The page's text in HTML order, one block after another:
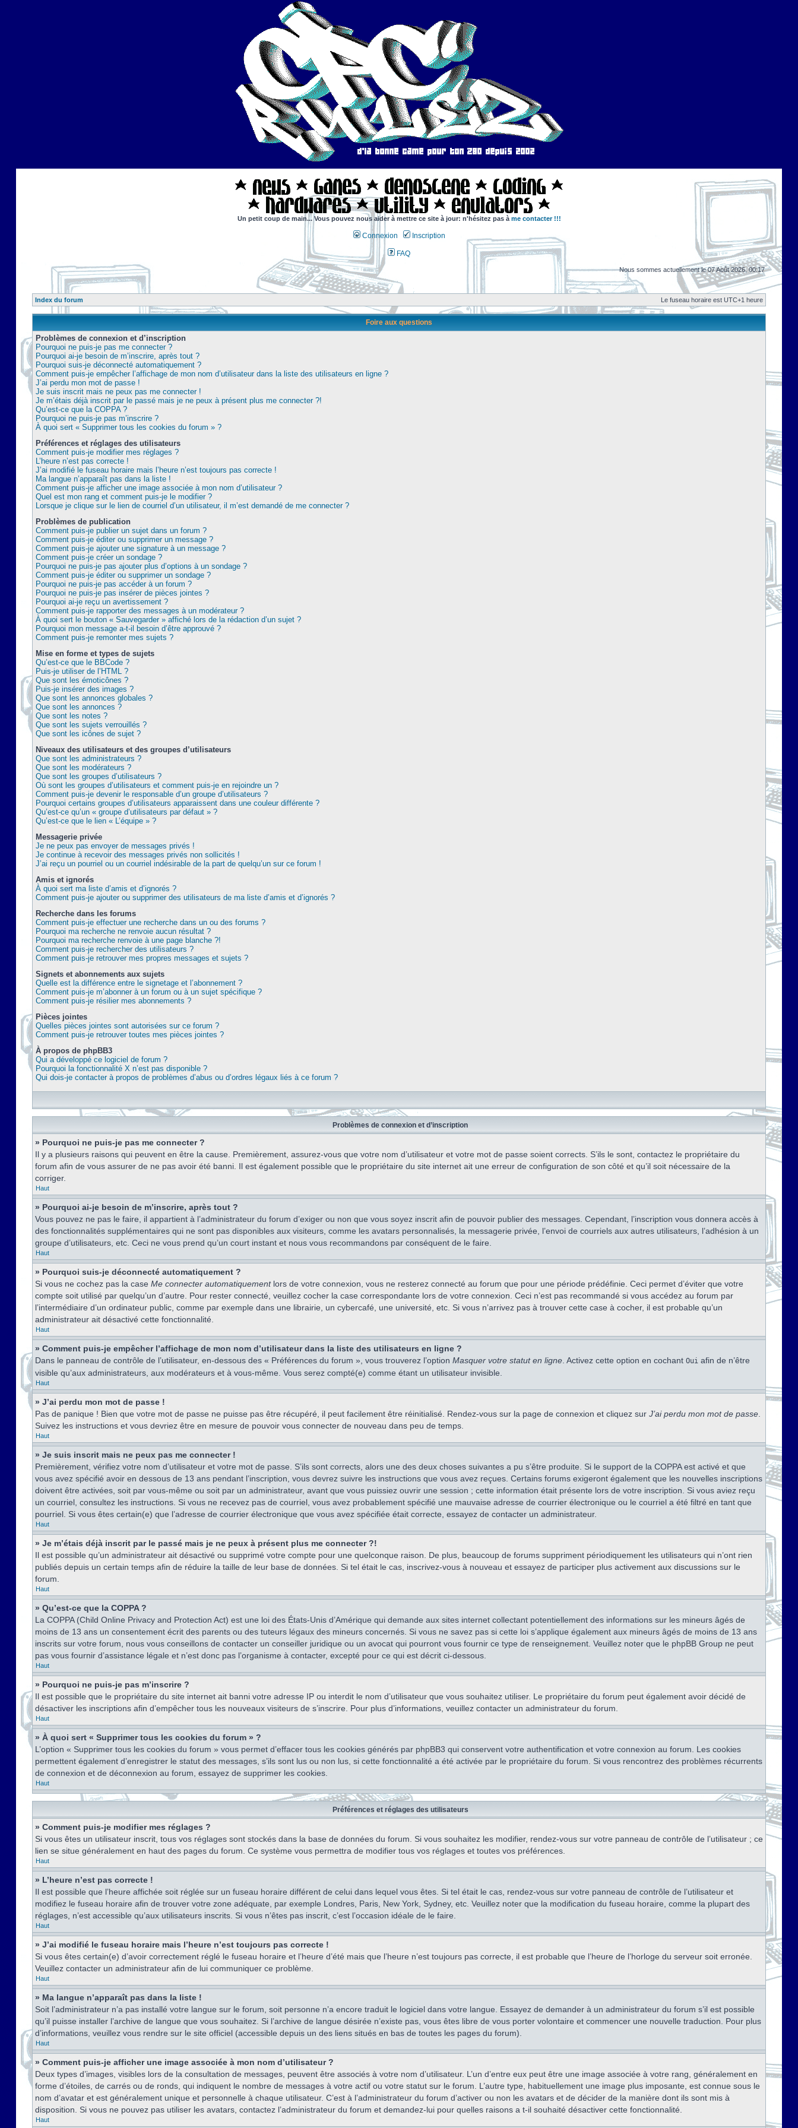
Un petit coup de main... Vous pouvez nous aider à mettre ce site à jour: n'hésitez pas à me contacter !!!
Connexion Inscription
FAQ
Nous sommes actuellement le 07 Août 2026, 00:17
Index du forum Le fuseau horaire est UTC+1 heure
Foire aux questions
Problèmes de connexion et d’inscription
Pourquoi ne puis-je pas me connecter ?
Pourquoi ai-je besoin de m’inscrire, après tout ?
Pourquoi suis-je déconnecté automatiquement ?
Comment puis-je empêcher l’affichage de mon nom d’utilisateur dans la liste des utilisateurs en ligne ?
J’ai perdu mon mot de passe !
Je suis inscrit mais ne peux pas me connecter !
Je m’étais déjà inscrit par le passé mais je ne peux à présent plus me connecter ?!
Qu’est-ce que la COPPA ?
Pourquoi ne puis-je pas m’inscrire ?
À quoi sert « Supprimer tous les cookies du forum » ?
Préférences et réglages des utilisateurs
Comment puis-je modifier mes réglages ?
L’heure n’est pas correcte !
J’ai modifié le fuseau horaire mais l’heure n’est toujours pas correcte !
Ma langue n’apparaît pas dans la liste !
Comment puis-je afficher une image associée à mon nom d’utilisateur ?
Quel est mon rang et comment puis-je le modifier ?
Lorsque je clique sur le lien de courriel d’un utilisateur, il m’est demandé de me connecter ?
Problèmes de publication
Comment puis-je publier un sujet dans un forum ?
Comment puis-je éditer ou supprimer un message ?
Comment puis-je ajouter une signature à un message ?
Comment puis-je créer un sondage ?
Pourquoi ne puis-je pas ajouter plus d’options à un sondage ?
Comment puis-je éditer ou supprimer un sondage ?
Pourquoi ne puis-je pas accéder à un forum ?
Pourquoi ne puis-je pas insérer de pièces jointes ?
Pourquoi ai-je reçu un avertissement ?
Comment puis-je rapporter des messages à un modérateur ?
À quoi sert le bouton « Sauvegarder » affiché lors de la rédaction d’un sujet ?
Pourquoi mon message a-t-il besoin d’être approuvé ?
Comment puis-je remonter mes sujets ?
Mise en forme et types de sujets
Qu’est-ce que le BBCode ?
Puis-je utiliser de l’HTML ?
Que sont les émoticônes ?
Puis-je insérer des images ?
Que sont les annonces globales ?
Que sont les annonces ?
Que sont les notes ?
Que sont les sujets verrouillés ?
Que sont les icônes de sujet ?
Niveaux des utilisateurs et des groupes d’utilisateurs
Que sont les administrateurs ?
Que sont les modérateurs ?
Que sont les groupes d’utilisateurs ?
Où sont les groupes d’utilisateurs et comment puis-je en rejoindre un ?
Comment puis-je devenir le responsable d’un groupe d’utilisateurs ?
Pourquoi certains groupes d’utilisateurs apparaissent dans une couleur différente ?
Qu’est-ce qu’un « groupe d’utilisateurs par défaut » ?
Qu’est-ce que le lien « L’équipe » ?
Messagerie privée
Je ne peux pas envoyer de messages privés !
Je continue à recevoir des messages privés non sollicités !
J’ai reçu un pourriel ou un courriel indésirable de la part de quelqu’un sur ce forum !
Amis et ignorés
À quoi sert ma liste d’amis et d’ignorés ?
Comment puis-je ajouter ou supprimer des utilisateurs de ma liste d’amis et d’ignorés ?
Recherche dans les forums
Comment puis-je effectuer une recherche dans un ou des forums ?
Pourquoi ma recherche ne renvoie aucun résultat ?
Pourquoi ma recherche renvoie à une page blanche ?!
Comment puis-je rechercher des utilisateurs ?
Comment puis-je retrouver mes propres messages et sujets ?
Signets et abonnements aux sujets
Quelle est la différence entre le signetage et l’abonnement ?
Comment puis-je m’abonner à un forum ou à un sujet spécifique ?
Comment puis-je résilier mes abonnements ?
Pièces jointes
Quelles pièces jointes sont autorisées sur ce forum ?
Comment puis-je retrouver toutes mes pièces jointes ?
À propos de phpBB3
Qui a développé ce logiciel de forum ?
Pourquoi la fonctionnalité X n’est pas disponible ?
Qui dois-je contacter à propos de problèmes d’abus ou d’ordres légaux liés à ce forum ?
Problèmes de connexion et d’inscription
» Pourquoi ne puis-je pas me connecter ?
Il y a plusieurs raisons qui peuvent en être la cause. Premièrement, assurez-vous que votre nom d’utilisateur et votre mot de passe soient corrects. S’ils le sont, contactez le propriétaire du
forum afin de vous assurer de ne pas avoir été banni. Il est également possible que le propriétaire du site internet ait une erreur de configuration de son côté et qu’il soit nécessaire de la
corriger.
Haut
» Pourquoi ai-je besoin de m’inscrire, après tout ?
Vous pouvez ne pas le faire, il appartient à l’administrateur du forum d’exiger ou non que vous soyez inscrit afin de pouvoir publier des messages. Cependant, l’inscription vous donnera accès à
des fonctionnalités supplémentaires qui ne sont pas disponibles aux visiteurs, comme les avatars personnalisés, la messagerie privée, l’envoi de courriels aux autres utilisateurs, l’adhésion à un
groupe d’utilisateurs, etc. Ceci ne vous prend qu’un court instant et nous vous recommandons par conséquent de le faire.
Haut
» Pourquoi suis-je déconnecté automatiquement ?
Si vous ne cochez pas la case Me connecter automatiquementlors de votre connexion, vous ne resterez connecté au forum que pour une période prédéfinie. Ceci permet d’éviter que votre
compte soit utilisé par quelqu’un d’autre. Pour rester connecté, veuillez cocher la case correspondante lors de votre connexion. Ceci n’est pas recommandé si vous accédez au forum par
l’intermédiaire d’un ordinateur public, comme par exemple dans une librairie, un cybercafé, une université, etc. Si vous n’arrivez pas à trouver cette case à cocher, il est probable qu’un
administrateur ait désactivé cette fonctionnalité.
Haut
» Comment puis-je empêcher l’affichage de mon nom d’utilisateur dans la liste des utilisateurs en ligne ?
Dans le panneau de contrôle de l’utilisateur, en-dessous des « Préférences du forum », vous trouverez l’option Masquer votre statut en ligne . Activez cette option en cochant Oui afin de n’être
visible qu’aux administrateurs, aux modérateurs et à vous-même. Vous serez compté(e) comme étant un utilisateur invisible.
Haut
» J’ai perdu mon mot de passe !
Pas de panique ! Bien que votre mot de passe ne puisse pas être récupéré, il peut facilement être réinitialisé. Rendez-vous sur la page de connexion et cliquez sur J’ai perdu mon mot de passe
Suivez les instructions et vous devriez être en mesure de pouvoir vous connecter de nouveau dans peu de temps.
Haut
» Je suis inscrit mais ne peux pas me connecter !
Premièrement, vérifiez votre nom d’utilisateur et votre mot de passe. S’ils sont corrects, alors une des deux choses suivantes a pu s’être produite. Si le support de la COPPA est activé et que
vous avez spécifié avoir en dessous de 13 ans pendant l’inscription, vous devrez suivre les instructions que vous avez reçues. Certains forums exigeront également que les nouvelles inscriptions
doivent être activées, soit par vous-même ou soit par un administrateur, avant que vous puissiez ouvrir une session ; cette information était présente lors de votre inscription. Si vous aviez reçu
un courriel, consultez les instructions. Si vous ne recevez pas de courriel, vous avez probablement spécifié une mauvaise adresse de courrier électronique ou le courriel a été filtré en tant que
pourriel. Si vous êtes certain(e) que l’adresse de courrier électronique que vous avez spécifiée était correcte, essayez de contacter un administrateur.
Haut
» Je m’étais déjà inscrit par le passé mais je ne peux à présent plus me connecter ?!
Il est possible qu’un administrateur ait désactivé ou supprimé votre compte pour une quelconque raison. De plus, beaucoup de forums suppriment périodiquement les utilisateurs qui n’ont rien
publiés depuis un certain temps afin de réduire la taille de leur base de données. Si tel était le cas, inscrivez-vous à nouveau et essayez de participer plus activement aux discussions sur le
forum.
Haut
» Qu’est-ce que la COPPA ?
La COPPA (Child Online Privacy and Protection Act) est une loi des États-Unis d’Amérique qui demande aux sites internet collectant potentiellement des informations sur les mineurs âgés de
moins de 13 ans un consentement écrit des parents ou des tuteurs légaux des mineurs concernés. Si vous ne savez pas si cette loi s’applique également aux mineurs âgés de moins de 13 ans
inscrits sur votre forum, nous vous conseillons de contacter un conseiller juridique ou un avocat qui pourront vous fournir ce type de renseignement. Veuillez noter que le phpBB Group ne peut
pas vous fournir d’assistance légale et n’est donc pas l’organisme à contacter, excepté pour ce qui est décrit ci-dessous.
Haut
» Pourquoi ne puis-je pas m’inscrire ?
Il est possible que le propriétaire du site internet ait banni votre adresse IP ou interdit le nom d’utilisateur que vous souhaitez utiliser. Le propriétaire du forum peut également avoir décidé de
désactiver les inscriptions afin d’empêcher tous les nouveaux visiteurs de s’inscrire. Pour plus d’informations, veuillez contacter un administrateur du forum.
Haut
» À quoi sert « Supprimer tous les cookies du forum » ?
L’option « Supprimer tous les cookies du forum » vous permet d’effacer tous les cookies générés par phpBB3 qui conservent votre authentification et votre connexion au forum. Les cookies
permettent également d’enregistrer le statut des messages, s’ils sont lus ou non lus, si cette fonctionnalité a été activée par le propriétaire du forum. Si vous rencontrez des problèmes récurrents
de connexion et de déconnexion au forum, essayez de supprimer les cookies.
Haut
Préférences et réglages des utilisateurs
» Comment puis-je modifier mes réglages ?
Si vous êtes un utilisateur inscrit, tous vos réglages sont stockés dans la base de données du forum. Si vous souhaitez les modifier, rendez-vous sur votre panneau de contrôle de l’utilisateur ; ce
lien se situe généralement en haut des pages du forum. Ce système vous permettra de modifier tous vos réglages et toutes vos préférences.
Haut
» L’heure n’est pas correcte !
Il est possible que l’heure affichée soit réglée sur un fuseau horaire différent de celui dans lequel vous êtes. Si tel était le cas, rendez-vous sur votre panneau de contrôle de l’utilisateur et
modifiez le fuseau horaire afin de trouver votre zone adéquate, par exemple Londres, Paris, New York, Sydney, etc. Veuillez noter que la modification du fuseau horaire, comme la plupart des
réglages, n’est accessible qu’aux utilisateurs inscrits. Si vous n’êtes pas inscrit, c’est l’occasion idéale de le faire.
Haut
» J’ai modifié le fuseau horaire mais l’heure n’est toujours pas correcte !
Si vous êtes certain(e) d’avoir correctement réglé le fuseau horaire et l’heure d’été mais que l’heure n’est toujours pas correcte, il est probable que l’heure de l’horloge du serveur soit erronée.
Veuillez contacter un administrateur afin de lui communiquer ce problème.
Haut
» Ma langue n’apparaît pas dans la liste !
Soit l’administrateur n’a pas installé votre langue sur le forum, soit personne n’a encore traduit le logiciel dans votre langue. Essayez de demander à un administrateur du forum s’il est possible
qu’il puisse installer l’archive de langue que vous souhaitez. Si l’archive de langue désirée n’existe pas, vous êtes libre de vous porter volontaire et commencer une nouvelle traduction. Pour plus
d’informations, veuillez vous rendre sur le site officiel (accessible depuis un des liens situés en bas de toutes les pages du forum).
Haut
» Comment puis-je afficher une image associée à mon nom d’utilisateur ?
Deux types d’images, visibles lors de la consultation de messages, peuvent être associés à votre nom d’utilisateur. L’un d’entre eux peut être une image associée à votre rang, généralement en
forme d’étoiles, de carrés ou de ronds, qui indiquent le nombre de messages à votre actif ou votre statut sur le forum. L’autre type, habituellement une image plus imposante, est connue sous le
nom d’avatar et est généralement unique et personnelle à chaque utilisateur. C’est à l’administrateur du forum d’activer ou non les avatars et de décider de la manière dont ils sont mis à
disposition. Si vous ne pouvez pas utiliser les avatars, contactez l’administrateur du forum et demandez-lui pour quelles raisons a t-il souhaité désactiver cette fonctionnalité.
Haut